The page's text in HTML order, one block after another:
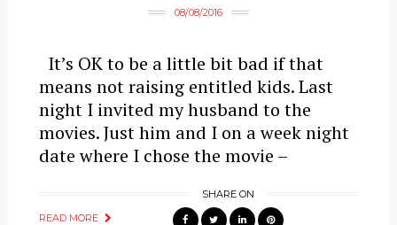
08/08/2016
It’s OK to be a little bit bad if that
means not raising entitled kids. Last
night I invited my husband to the
movies. Just him and I on a week night
date where I chose the movie –
READ MORE
SHARE ON